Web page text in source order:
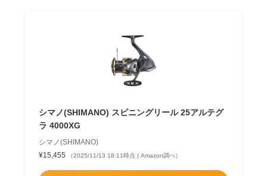
シマノ(SHIMANO) スピニングリール 25アルテグ
ラ 4000XG
シマノ(SHIMANO)
¥15,455
（2025/11/13 18:11時点 | Amazon調べ）